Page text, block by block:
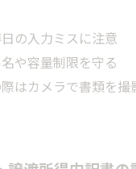
の入力ミスに注意
や容量制限を守る
はカメラで書類を撮